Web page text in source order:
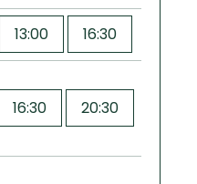
13:00 16:30
16:30 20:30